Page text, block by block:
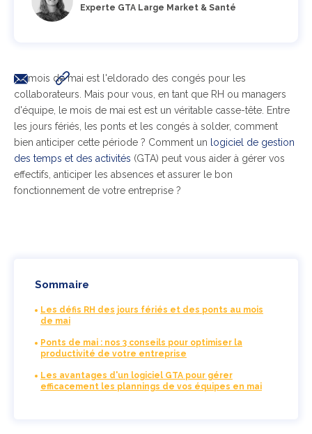
Experte GTA Large Market & Santé
Le mois de mai est l'eldorado des congés pour les
collaborateurs. Mais pour vous, en tant que RH ou managers
d'équipe, le mois de mai est est un véritable casse-tête. Entre
les jours fériés, les ponts et les congés à solder, comment
bien anticiper cette période ? Comment un
logiciel de gestion
des temps et des activités (GTA) peut vous aider à gérer vos
effectifs, anticiper les absences et assurer le bon
fonctionnement de votre entreprise ?
Sommaire
Les défis RH des jours fériés et des ponts au mois
de mai
Ponts de mai : nos 3 conseils pour optimiser la
productivité de votre entreprise
Les avantages d'un logiciel GTA pour gérer
efficacement les plannings de vos équipes en mai